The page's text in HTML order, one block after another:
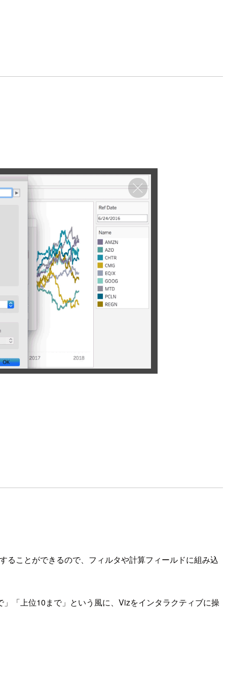
ることができるので、フィルタや計算フィールドに組み込
「上位10まで」という風に、Vizをインタラクティブに操